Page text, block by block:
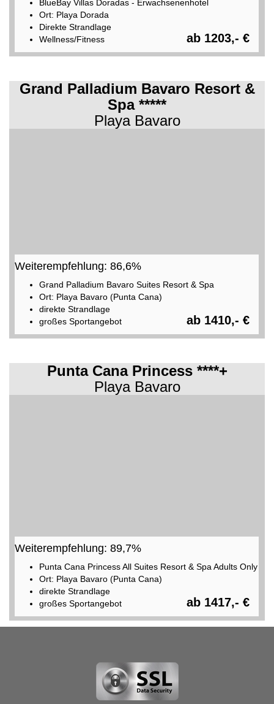
BlueBay Villas Doradas - Erwachsenenhotel
Ort: Playa Dorada
Direkte Strandlage
Wellness/Fitness
ab 1203,- €
Grand Palladium Bavaro Resort &
Spa *****
Playa Bavaro
Weiterempfehlung: 86,6%
Grand Palladium Bavaro Suites Resort & Spa
Ort: Playa Bavaro (Punta Cana)
direkte Strandlage
großes Sportangebot
ab 1410,- €
Punta Cana Princess ****+
Playa Bavaro
Weiterempfehlung: 89,7%
Punta Cana Princess All Suites Resort & Spa Adults Only
Ort: Playa Bavaro (Punta Cana)
direkte Strandlage
großes Sportangebot
ab 1417,- €